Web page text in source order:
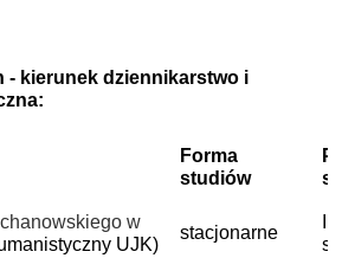
- kierunek dziennikarstwo i
Forma
studiów
w
UJK)
stacjonarne